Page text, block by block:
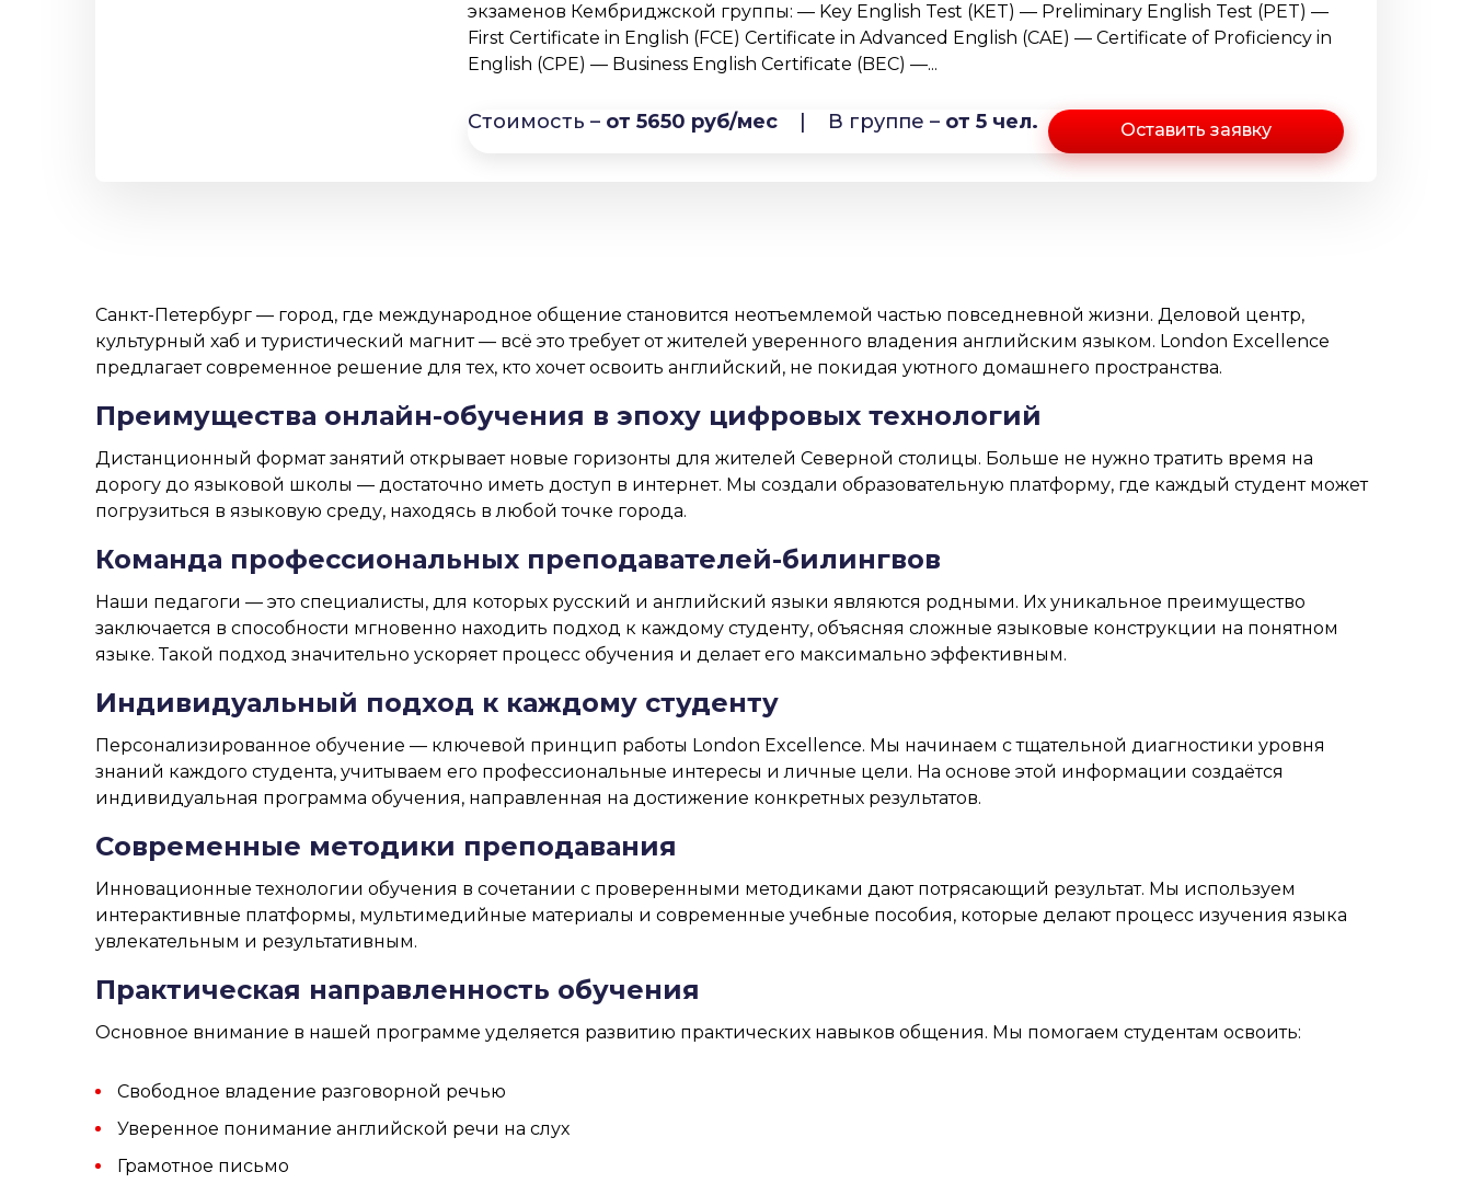
экзаменов Кембриджской группы: — Key English Test (KET) — Preliminary English Test (PET) —
First Certificate in English (FCE) Certificate in Advanced English (CAE) — Certificate of Proficiency in
English (CPE) — Business English Certificate (BEC) —...
Стоимость – от 5650 руб/мес В группе – от 5 чел. Оставить заявку
Санкт-Петербург — город, где международное общение становится неотъемлемой частью повседневной жизни. Деловой центр,
культурный хаб и туристический магнит — всё это требует от жителей уверенного владения английским языком. London Excellence
предлагает современное решение для тех, кто хочет освоить английский, не покидая уютного домашнего пространства.
Преимущества онлайн-обучения в эпоху цифровых технологий
Дистанционный формат занятий открывает новые горизонты для жителей Северной столицы. Больше не нужно тратить время на
дорогу до языковой школы — достаточно иметь доступ в интернет. Мы создали образовательную платформу, где каждый студент может
погрузиться в языковую среду, находясь в любой точке города.
Команда профессиональных преподавателей-билингвов
Наши педагоги — это специалисты, для которых русский и английский языки являются родными. Их уникальное преимущество
заключается в способности мгновенно находить подход к каждому студенту, объясняя сложные языковые конструкции на понятном
языке. Такой подход значительно ускоряет процесс обучения и делает его максимально эффективным.
Индивидуальный подход к каждому студенту
Персонализированное обучение — ключевой принцип работы London Excellence. Мы начинаем с тщательной диагностики уровня
знаний каждого студента, учитываем его профессиональные интересы и личные цели. На основе этой информации создаётся
индивидуальная программа обучения, направленная на достижение конкретных результатов.
Современные методики преподавания
Инновационные технологии обучения в сочетании с проверенными методиками дают потрясающий результат. Мы используем
интерактивные платформы, мультимедийные материалы и современные учебные пособия, которые делают процесс изучения языка
увлекательным и результативным.
Практическая направленность обучения
Основное внимание в нашей программе уделяется развитию практических навыков общения. Мы помогаем студентам освоить:
Свободное владение разговорной речью
Уверенное понимание английской речи на слух
Грамотное письмо